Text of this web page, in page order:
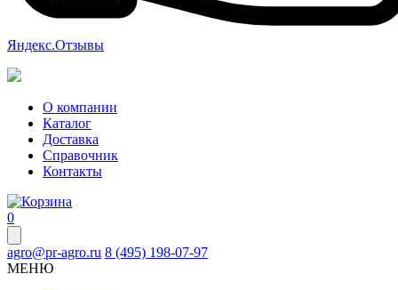
Яндекс.Отзывы
О компании
Каталог
Доставка
Справочник
Контакты
0
agro@pr-agro.ru 8 (495) 198-07-97
МЕНЮ